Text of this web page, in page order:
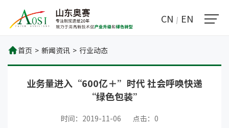
CN EN
首页 > 新闻资讯 > 行业动态
业务量进入“600亿＋”时代 社会呼唤快递
“绿色包装”
时间：2019-11-06 点击： 0